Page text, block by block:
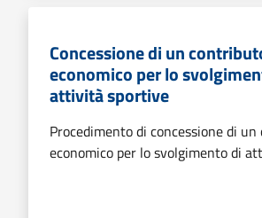
Concessione di un
economico per lo
attività sportive
Procedimento di concessione di
economico per lo svolgimento di